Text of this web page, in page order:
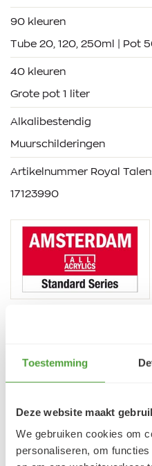
Toestemming
Deze website maakt
We gebruiken cookies om
personaliseren, om
90 kleuren
Tube 20, 120, 250ml | Pot
40 kleuren
Grote pot 1 liter
Alkalibestendig
Muurschilderingen
Artikelnummer Royal
17123990
Bereikbaar ma 13:30-